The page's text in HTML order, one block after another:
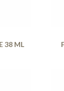
38 ML